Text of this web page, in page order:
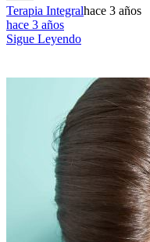
Terapia Integralhace 3 años
hace 3 años
Sigue Leyendo